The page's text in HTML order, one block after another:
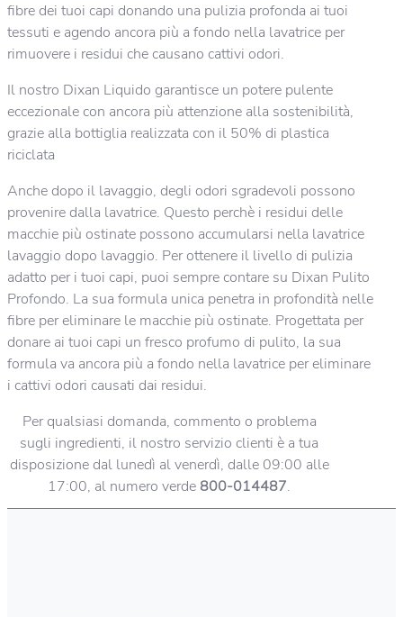
fibre dei tuoi capi donando una pulizia profonda ai tuoi
tessuti e agendo ancora più a fondo nella lavatrice per
rimuovere i residui che causano cattivi odori.
Il nostro Dixan Liquido garantisce un potere pulente
eccezionale con ancora più attenzione alla sostenibilità,
grazie alla bottiglia realizzata con il 50% di plastica
riciclata
Anche dopo il lavaggio, degli odori sgradevoli possono
provenire dalla lavatrice. Questo perchè i residui delle
macchie più ostinate possono accumularsi nella lavatrice
lavaggio dopo lavaggio. Per ottenere il livello di pulizia
adatto per i tuoi capi, puoi sempre contare su Dixan Pulito
Profondo. La sua formula unica penetra in profondità nelle
fibre per eliminare le macchie più ostinate. Progettata per
donare ai tuoi capi un fresco profumo di pulito, la sua
formula va ancora più a fondo nella lavatrice per eliminare
i cattivi odori causati dai residui.
Per qualsiasi domanda, commento o problema
sugli ingredienti, il nostro servizio clienti è a tua
disposizione dal lunedì al venerdì, dalle 09:00 alle
17:00, al numero verde 800-014487.